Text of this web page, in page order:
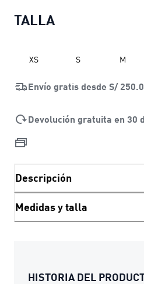
TALLA
XS S M
Envío gratis desde S/
Devolución gratuita en 30
Descripción
Medidas y talla
HISTORIA DEL